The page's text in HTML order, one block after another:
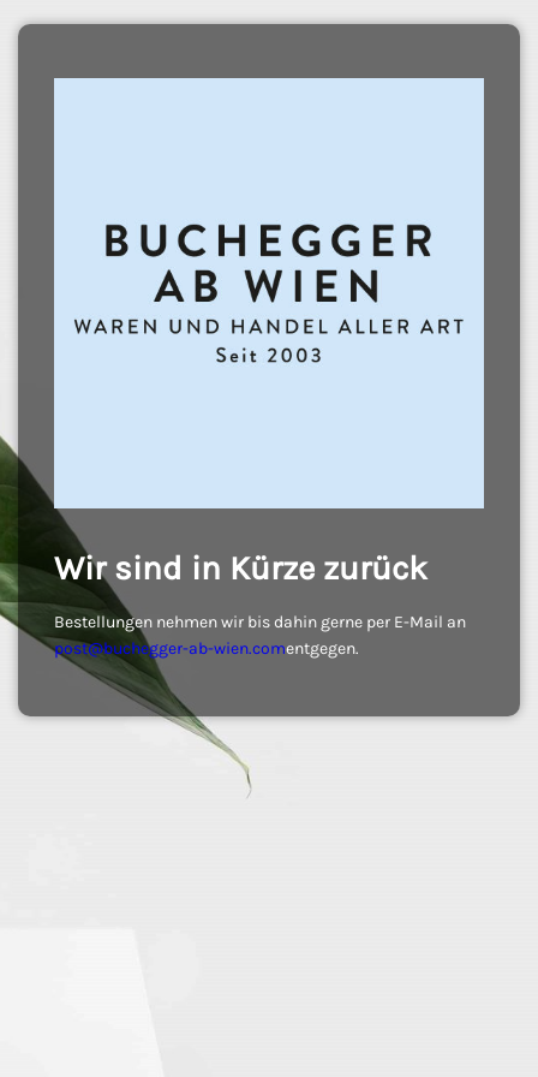
Wir sind in Kürze zurück
Bestellungen nehmen wir bis dahin gerne per E-Mail an
post@buchegger-ab-wien.comentgegen.